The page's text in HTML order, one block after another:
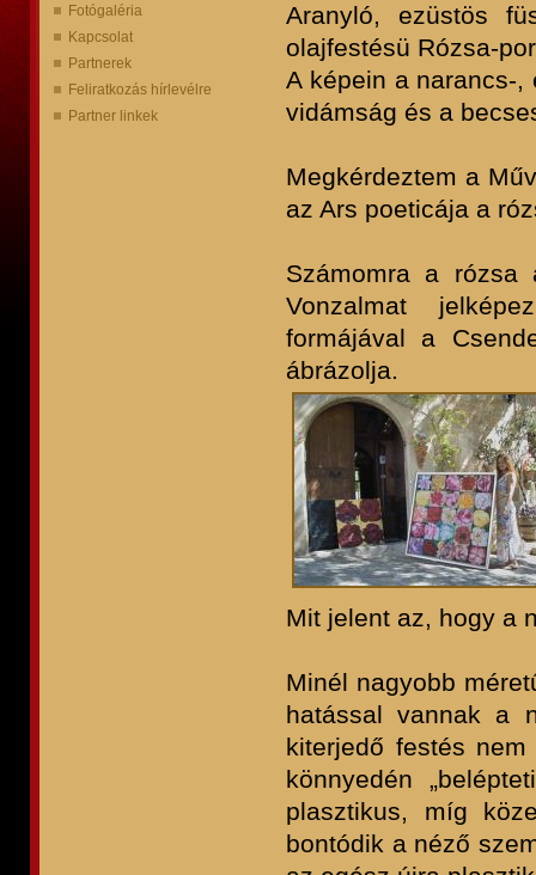
Fotógaléria
Kapcsolat
Partnerek
Feliratkozás hírlevélre
Partner linkek
Aranyló, ezüstös
olajfestésü Rózsa-
A képein a narancs-
vidámság és a
Megkérdeztem a
az Ars poeticája a
Számomra a rózsa
Vonzalmat
formájával a
ábrázolja.
Mit jelent az, hogy a
Minél nagyobb
hatással vannak a
kiterjedő festés
könnyedén
plasztikus, míg
bontódik a néző